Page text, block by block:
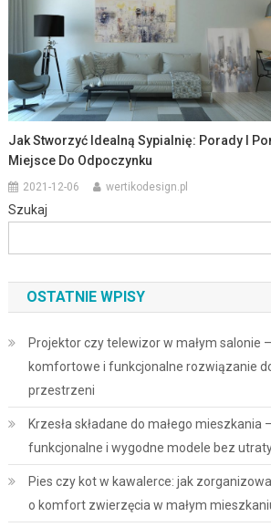
Jak Stworzyć Idealną Sypialnię: Porady I
Miejsce Do Odpoczynku
2021-12-06 wertikodesign.pl
Szukaj
OSTATNIE WPISY
Projektor czy telewizor w małym salonie
komfortowe i funkcjonalne rozwiązanie
przestrzeni
Krzesła składane do małego mieszkania
funkcjonalne i wygodne modele bez
Pies czy kot w kawalerce: jak
o komfort zwierzęcia w małym